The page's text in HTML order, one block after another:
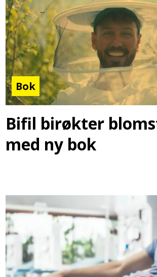
Bok
Bifil birøkter
med ny bok